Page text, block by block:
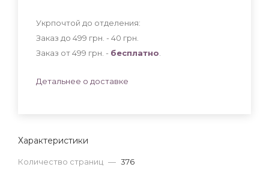
Характеристики
Количество страниц — 376
Укрпочтой до отделения:
Заказ до 499 грн. - 40 грн
Заказ от 499 грн. - бесплатно
Детальнее о доставке